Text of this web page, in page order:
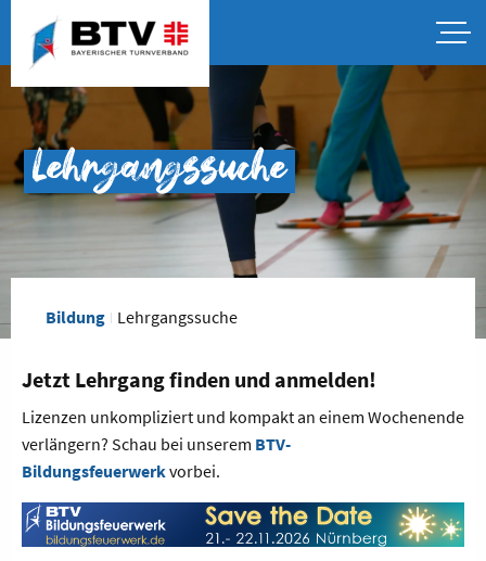
Lehrgangssuche
Bildung Lehrgangssuche
Jetzt Lehrgang finden und anmelden!
Lizenzen unkompliziert und kompakt an einem Wochenende
verlängern? Schau bei unserem BTV-
Bildungsfeuerwerkvorbei.